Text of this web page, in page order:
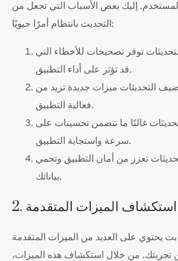
إليك بعض الأسباب التي تجعل من
التحديث بانتظام أمرًا حيويًا:
توفر تصحيحات للأخطاء التي
قد تؤثر على أداء التطبيق.
التحديثات ميزات جديدة تزيد من
فعالية التطبيق.
غالبًا ما تتضمن تحسينات على
سرعة واستجابة التطبيق.
تعزز من أمان التطبيق وتحمي
بياناتك.
2. استكشاف الميزات المتقدمة
يحتوي على العديد من الميزات المتقدمة
تجربتك. من خلال استكشاف هذه الميزات،